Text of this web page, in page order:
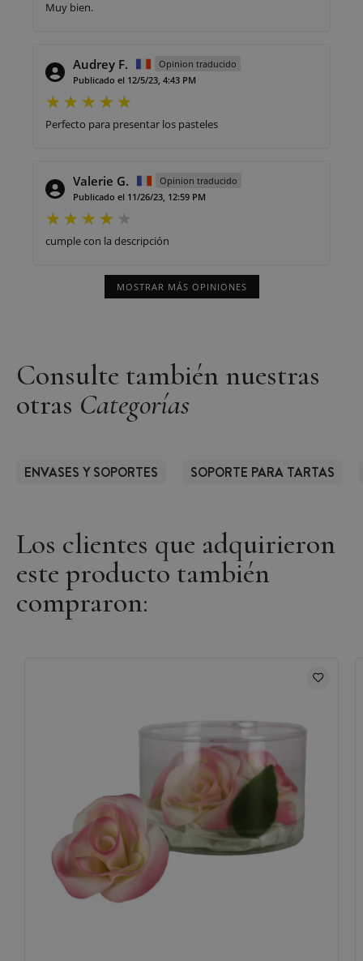
Muy bien.
Audrey F.
Opinion traducido
Publicado el 12/5/23, 4:43 PM
Perfecto para presentar los pasteles
Valerie G.
Opinion traducido
Publicado el 11/26/23, 12:59 PM
cumple con la descripción
MOSTRAR MÁS OPINIONES
Consulte también nuestras
otras Categorías
ENVASES Y SOPORTES SOPORTE PARA TARTAS
Los clientes que adquirieron
este producto también
compraron: